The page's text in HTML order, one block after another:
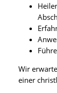
Wir
einer